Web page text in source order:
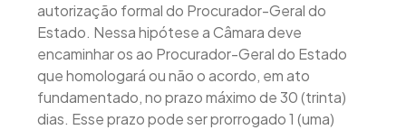
autorização formal do Procurador-Geral do
Estado. Nessa hipótese a Câmara deve
encaminhar os ao Procurador-Geral do Estado
que homologará ou não o acordo, em ato
fundamentado, no prazo máximo de 30 (trinta)
dias. Esse prazo pode ser prorrogado 1 (uma)